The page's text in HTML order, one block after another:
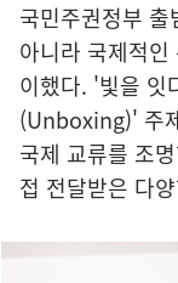
국민주권정부
아니라 국제적
이했다. '빛을 잇
(Unboxing)' 주
국제 교류를 조
접 전달받은 다